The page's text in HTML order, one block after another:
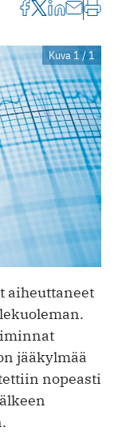
Kuva 1 / 1
aiheuttaneet
jääkylmää
nopeasti